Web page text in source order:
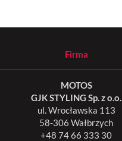
Firma
MOTOS
GJK STYLING Sp. z o.o.
ul. Wrocławska 113
58-306 Wałbrzych
+48 74 66 333 30